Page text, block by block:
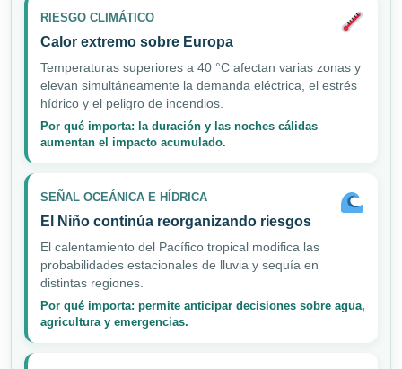
RIESGO CLIMÁTICO
Calor extremo sobre Europa
Temperaturas superiores a 40 °C afectan varias zonas y
elevan simultáneamente la demanda eléctrica, el estrés
hídrico y el peligro de incendios.
Por qué importa: la duración y las noches cálidas
aumentan el impacto acumulado.
SEÑAL OCEÁNICA E HÍDRICA
El Niño continúa reorganizando riesgos
El calentamiento del Pacífico tropical modifica las
probabilidades estacionales de lluvia y sequía en
distintas regiones.
Por qué importa: permite anticipar decisiones sobre agua,
agricultura y emergencias.